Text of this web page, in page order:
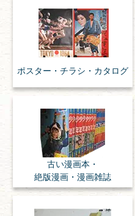
ポスター・チラシ・ カタログ
古い漫画本・
絶版漫画・漫画雑誌